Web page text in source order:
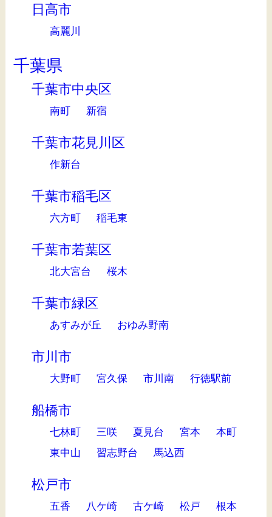
日高市
高麗川
千葉県
千葉市中央区
南町 新宿
千葉市花見川区
作新台
千葉市稲毛区
六方町 稲毛東
千葉市若葉区
北大宮台 桜木
千葉市緑区
あすみが丘 おゆみ野南
市川市
大野町 宮久保 市川南 行徳駅前
船橋市
七林町 三咲 夏見台 宮本
本町
東中山
習志野台 馬込西
松戸市
五香 八ケ崎 古ケ崎 松戸 根本